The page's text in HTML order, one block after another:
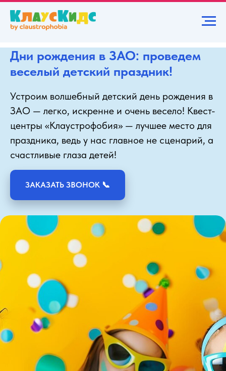
Дни рождения в ЗАО: проведем
веселый детский праздник!
Устроим волшебный детский день рождения в
ЗАО — легко, искренне и очень весело! Квест-
центры «Клаустрофобия» — лучшее место для
праздника, ведь у нас главное не сценарий, а
счастливые глаза детей!
ЗАКАЗАТЬ ЗВОНОК 📞